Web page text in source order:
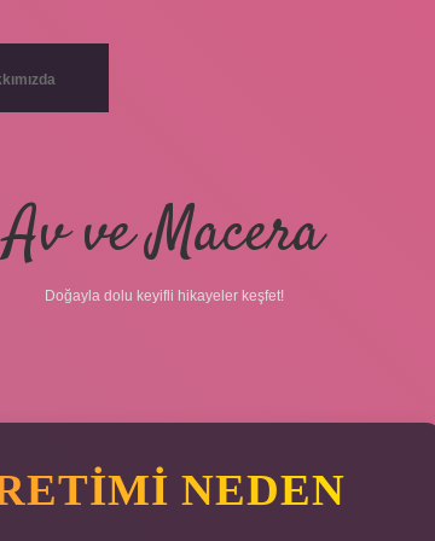
Av ve Macera
Doğayla dolu keyifli hikayeler keşfet!
NEDEN